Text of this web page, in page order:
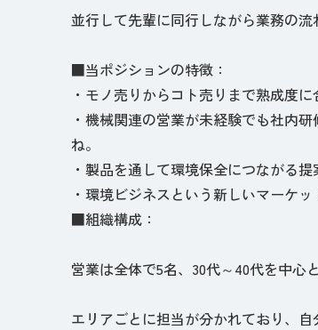
並行して先輩に同行しながら業務の流
■当ポジションの特徴：
・モノ売りからコト売りまで熟成度
・機械関連の営業が未経験でも社内
ね。
・製品を通して環境保全につながる
・環境ビジネスという新しいマーケ
■組織構成：
営業は全体で5名、30代～40代を中心
エリアごとに担当が分かれており、